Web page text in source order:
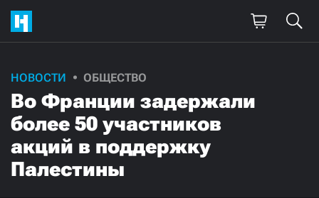
НОВОСТИ ОБЩЕСТВО
Во Франции задержали
более 50 участников
акций в поддержку
Палестины